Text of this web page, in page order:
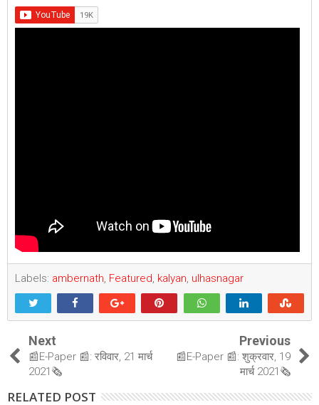
Labels: ambernath, Featured, kalyan, ulhasnagar
Next
📰E-Paper 📰: रविवार, 21 मार्च
2021🗞
Previous
📰E-Paper 📰: शुक्रवार, 19
मार्च 2021🗞
RELATED POST